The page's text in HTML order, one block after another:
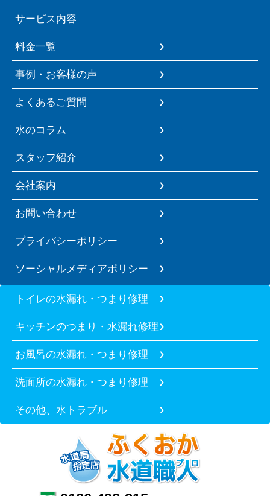
サービス内容
料金一覧
事例・お客様の声
よくあるご質問
水のコラム
スタッフ紹介
会社案内
お問い合わせ
プライバシーポリシー
ソーシャルメディアポリシー
トイレの水漏れ・つまり修理
キッチンのつまり・水漏れ修理
お風呂の水漏れ・つまり修理
洗面所の水漏れ・つまり修理
その他、水トラブル